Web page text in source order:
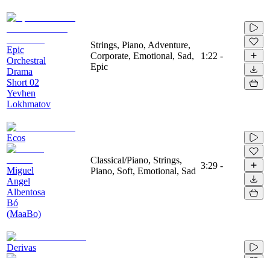
Epic
Orchestral
Drama
Short 02
Yevhen
Lokhmatov
Strings, Piano, Adventure,
Corporate, Emotional, Sad,
Epic
1:22 -
Ecos
Miguel
Angel
Albentosa
Bó
(MaaBo)
Classical/Piano, Strings,
Piano, Soft, Emotional, Sad
3:29 -
Derivas